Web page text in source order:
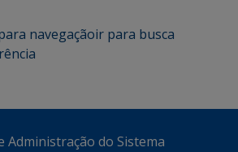
navegaçãoir para busca
Administração do Sistema